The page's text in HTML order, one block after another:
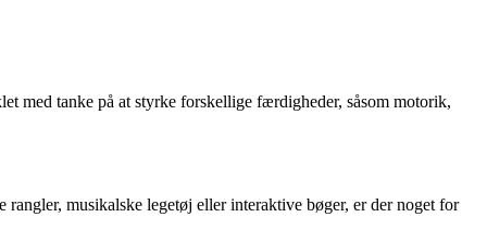
med tanke på at styrke forskellige færdigheder, såsom motorik,
musikalske legetøj eller interaktive bøger, er der noget for